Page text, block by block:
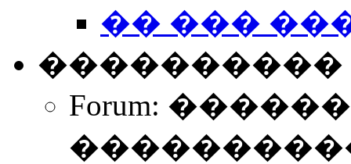
�� ���
����������
Forum: